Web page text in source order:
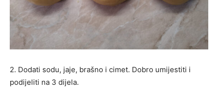
2. Dodati sodu, jaje, brašno i cimet. Dobro umijestiti i
podijeliti na 3 dijela.